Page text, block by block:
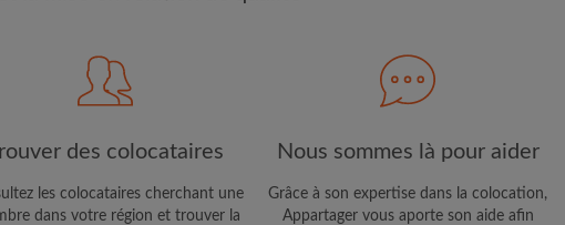
CRÉER PROFIL
jour du compte par e-mail
des colocataires
les colocataires cherchant une
dans votre région et trouver la
Nous sommes là pour aider
Grâce à son expertise dans la colocation,
Appartager vous aporte son aide afin